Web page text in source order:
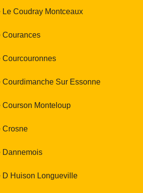
Le Coudray Montceaux
Courances
Courcouronnes
Courdimanche Sur Essonne
Courson Monteloup
Crosne
Dannemois
D Huison Longueville